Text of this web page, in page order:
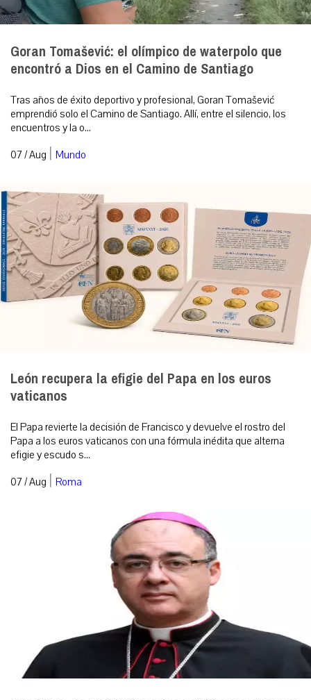
Goran Tomašević: el olímpico de waterpolo que
encontró a Dios en el Camino de Santiago
Tras años de éxito deportivo y profesional, Goran Tomašević
emprendió solo el Camino de Santiago. Allí, entre el silencio, los
encuentros y la o...
07 / Aug | Mundo
León recupera la efigie del Papa en los euros
vaticanos
El Papa revierte la decisión de Francisco y devuelve el rostro del
Papa a los euros vaticanos con una fórmula inédita que alterna
efigie y escudo s...
07 / Aug | Roma